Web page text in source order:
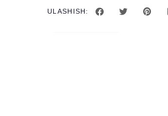
ULASHISH: